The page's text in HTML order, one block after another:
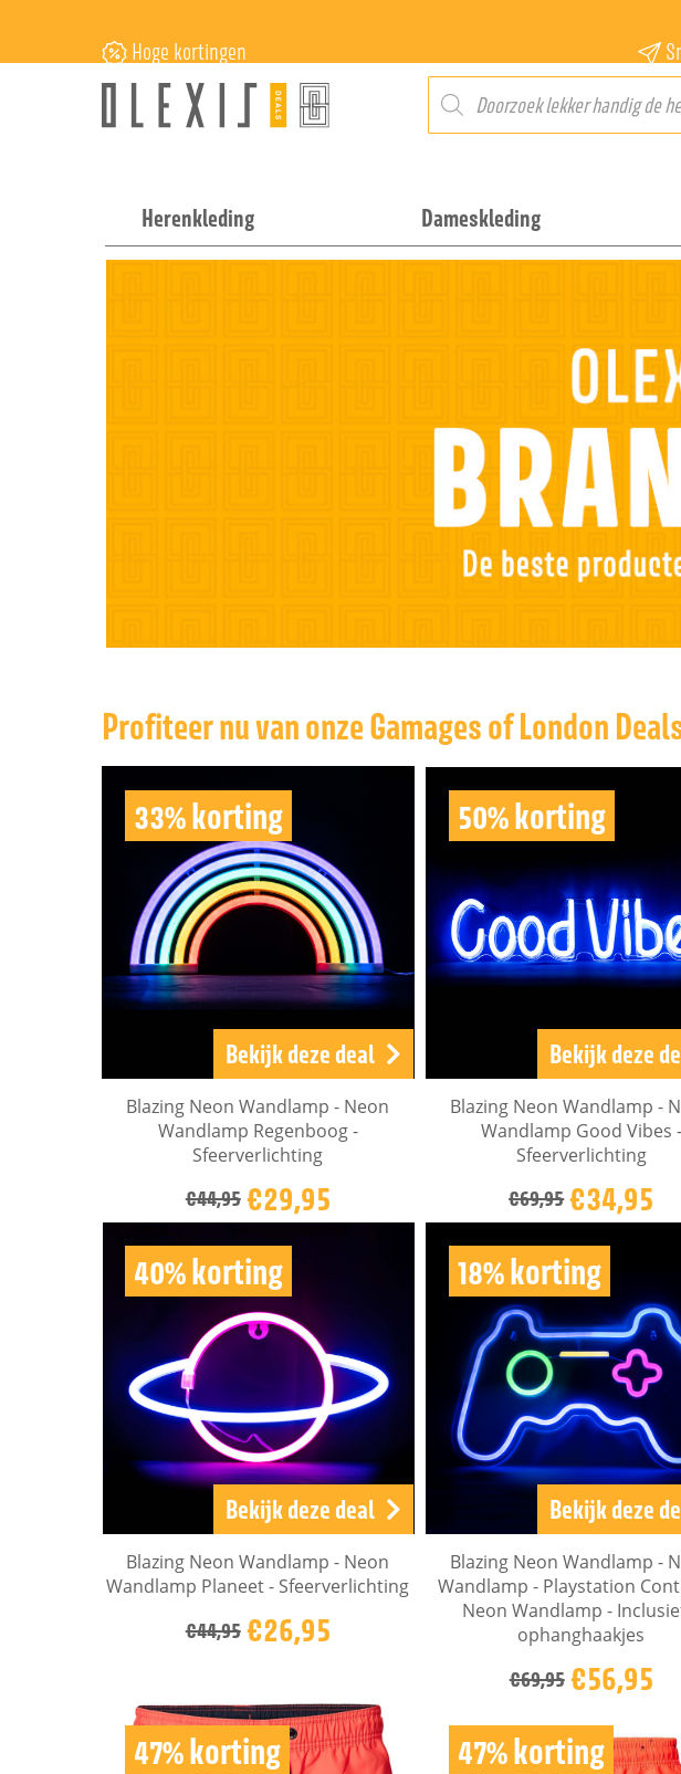
Hoge kortingen
Herenkleding Dameskleding
Profiteer nu van onze Gamages of London
33% korting
Bekijk deze deal
Blazing Neon Wandlamp - Neon
Wandlamp Regenboog -
Sfeerverlichting
€44,95 €29,95
50% korting
Bekijk deze
Blazing Neon Wandlamp -
Wandlamp Good Vibes -
Sfeerverlichting
€69,95€34,95
40% korting
Bekijk deze deal
Blazing Neon Wandlamp - Neon
Wandlamp Planeet - Sfeerverlichting
€44,95 €26,95
18% korting
Bekijk deze
Blazing Neon Wandlamp -
Wandlamp - Playstation
Neon Wandlamp -
ophanghaakjes
€69,95 €56,95
47% korting 47% korting